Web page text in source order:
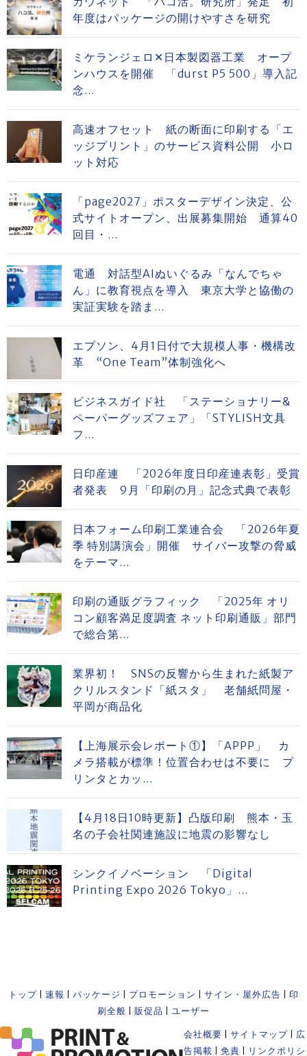
年度はパッケージの開けやすさを研究
ミケランジェロ✕日本製図器工業 オープ
ンハウスを開催 「durst P5 500」導入記
念...
高速オフセット 紙の断面に印刷する「エ
ッジプリント」のサービス資料公開 小ロ
ット対応
「page2027」ポスターデザイン決定、公
式サイトオープン、出展募集開始 通算40
回目・...
電通 対話型AIぬいぐるみ「なんでちゃ
ん」に教育視点を導入 東京大学と協働の
実証実験を踏ま...
エプソン、4月1日付で大規模人事・機構改
革 “One Team”体制強化へ
ビジネスガイド社 「ステーショナリー&
ペーパーグッズフェア」「STYLISH文具
フ...
日印産連 「2026年度日印産連表彰」受賞
者発表 9月「印刷の月」記念式典で表彰
日本フォーム印刷工業連合会 「2026年夏
季 特別講演会」開催 サイバー攻撃の脅威
をテーマ...
印刷の通販グラフィック 「2025年 オリ
コン顧客満足度調査 ネット印刷通販」部門
で総合第...
業界初！ SNSの反響から生まれた紙製ア
クリルスタンド「紙スタ」 老舗紙問屋・
平岡が商品化
【上海展示会レポート①】「APPP」 カ
メラ搭載が標準！位置合わせは不要に プ
リンタとカッ...
【4月18日10時更新】凸版印刷 熊本・玉
名の子会社関連施設に地震の影響なし
シンクイノベーション 「Digital
Printing Expo 2026 Tokyo」...
トップ 速報 パッケージ プロモーション サイン・屋外広告
印
刷全般
販促品 ユーザー
会社概要 サイトマップ
広
告掲載
免責 リンクポリシ